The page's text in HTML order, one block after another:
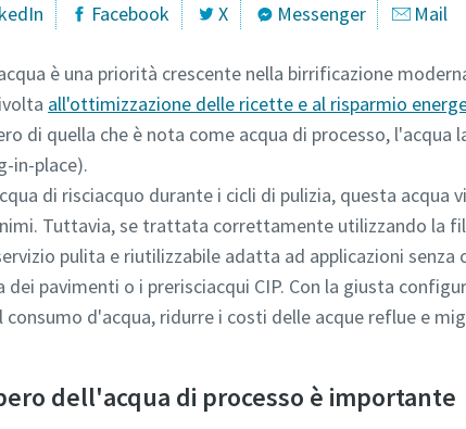
Facebook X Messenger Mail
è una priorità crescente nella birrificazione
all'ottimizzazione delle ricette e al risparmio
di quella che è nota come acqua di processo,
in-place).
di risciacquo durante i cicli di pulizia, questa
Tuttavia, se trattata correttamente utilizzando la
pulita e riutilizzabile adatta ad applicazioni
dei pavimenti o i prerisciacqui CIP. Con la giusta
d'acqua, ridurre i costi delle acque reflue e
dell'acqua di processo è importante
Cognome
E-mail
informazioni
Azienda
Paese